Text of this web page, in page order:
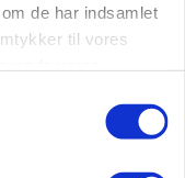
de har indsamlet
til vores
ny